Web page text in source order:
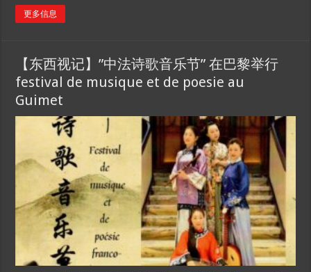
更多信息
【东西视记】”中法诗歌音乐节” 在巴黎举行
festival de musique et de poesie au
Guimet